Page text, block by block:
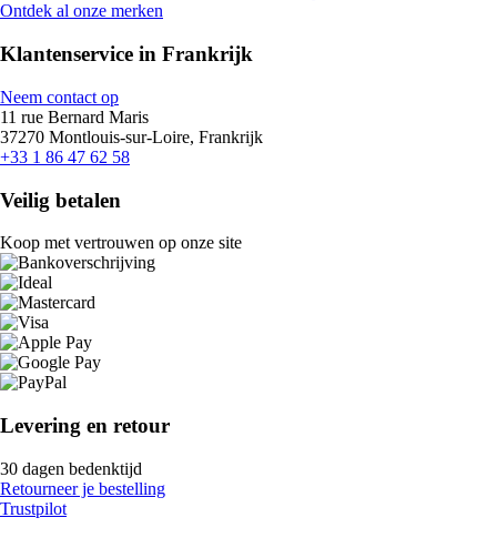
Ontdek al onze merken
Klantenservice in Frankrijk
Neem contact op
11 rue Bernard Maris
37270 Montlouis-sur-Loire, Frankrijk
+33 1 86 47 62 58
Veilig betalen
Koop met vertrouwen op onze site
Levering en retour
30 dagen bedenktijd
Retourneer je bestelling
Trustpilot